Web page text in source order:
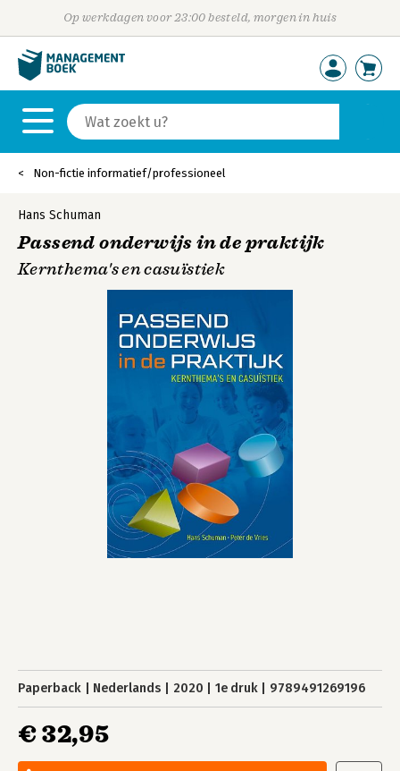
Op werkdagen voor 23:00 besteld, morgen in huis
Non-fictie informatief/professioneel
Hans Schuman
Passend onderwijs in de praktijk
Kernthema's en casuïstiek
Paperback Nederlands 2020 1e druk 9789491269196
€ 32,95